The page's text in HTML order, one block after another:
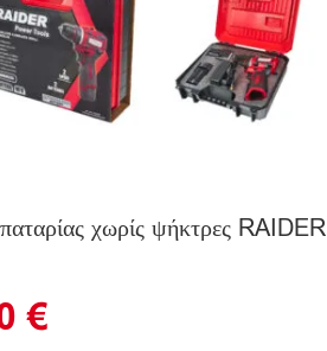
χωρίς ψήκτρες RAIDER
€